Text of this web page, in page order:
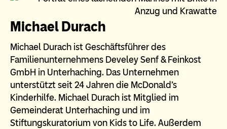
Michael Durach
Michael Durach ist Geschäftsführer des
Familienunternehmens Develey Senf & Feinkost
GmbH in Unterhaching. Das Unternehmen
unterstützt seit 24 Jahren die McDonald's
Kinderhilfe. Michael Durach ist Mitglied im
Gemeinderat Unterhaching und im
Stiftungskuratorium von Kids to Life. Außerdem